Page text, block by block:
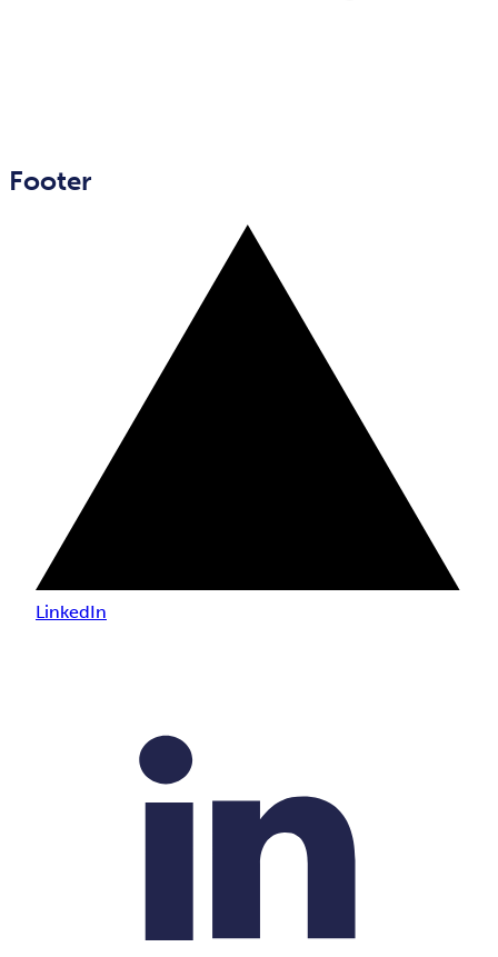
Footer
LinkedIn